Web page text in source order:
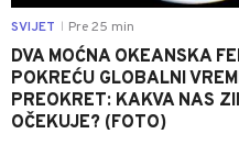
SVIJET Pre 25 min
DVA MOĆNA OKEANSKA
POKREĆU GLOBALNI
PREOKRET: KAKVA NAS
OČEKUJE? (FOTO)